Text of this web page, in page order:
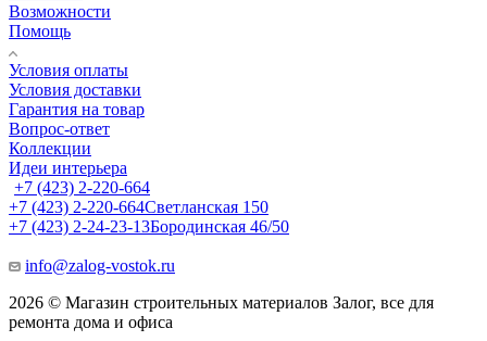
Возможности
Помощь
Условия оплаты
Условия доставки
Гарантия на товар
Вопрос-ответ
Коллекции
Идеи интерьера
+7 (423) 2-220-664
+7 (423) 2-220-664Светланская 150
+7 (423) 2-24-23-13Бородинская 46/50
info@zalog-vostok.ru
2026 © Магазин строительных материалов Залог, все для
ремонта дома и офиса